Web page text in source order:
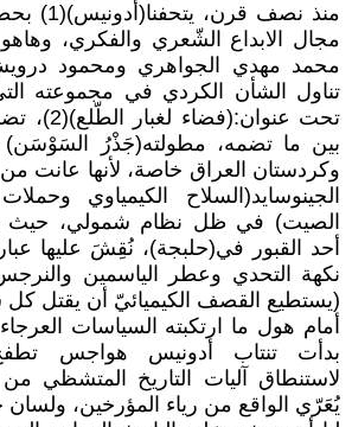
منذ نصف
مجال الابداع الشّعري والفكري،
محمد مهدي الجواهري ومحمود
تناول الشأن الكردي في مجموعته
تحت
بين ما تضمه، مطولته(جَذْرُ
وكردستان العراق خاصة، لأنها عانت من
الجينوسايد(السلاح الكيمياوي
الصيت) في ظل نظام شمولي، حيث
أحد القبور في(حلبجة)، نُقِشَ عليها
نكهة التحدي وعطر الياسمين
(يستطيع القصف الكيميائيّ أن يقتل
أمام هول ما ارتكبته السياسات
بدأت تنتاب أدونيس هواجس
لاستنطاق آليات التاريخ المتشظي
يُعَرّي الواقع من رياء المؤرخين، ولسان